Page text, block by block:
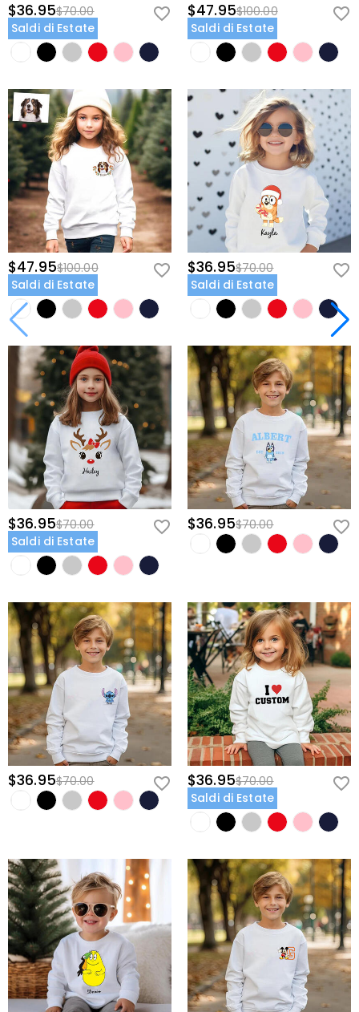
$36.95$70.00
Saldi di Estate
$47.95$100.00
Saldi di Estate
$47.95$100.00
Saldi di Estate
$36.95$70.00
Saldi di Estate
$36.95$70.00
Saldi di Estate
$36.95$70.00
$36.95$70.00 $36.95$70.00
Saldi di Estate